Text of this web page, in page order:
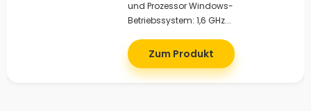
und Prozessor Windows-
Betriebssystem: 1,6 GHz...
Zum Produkt